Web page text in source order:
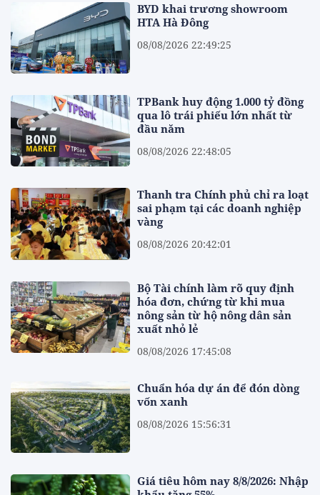
BYD khai trương showroom
HTA Hà Đông
08/08/2026 22:49:25
TPBank huy động 1.000 tỷ đồng
qua lô trái phiếu lớn nhất từ
đầu năm
08/08/2026 22:48:05
Thanh tra Chính phủ chỉ ra loạt
sai phạm tại các doanh nghiệp
vàng
08/08/2026 20:42:01
Bộ Tài chính làm rõ quy định
hóa đơn, chứng từ khi mua
nông sản từ hộ nông dân sản
xuất nhỏ lẻ
08/08/2026 17:45:08
Chuẩn hóa dự án để đón dòng
vốn xanh
08/08/2026 15:56:31
Giá tiêu hôm nay 8/8/2026: Nhập